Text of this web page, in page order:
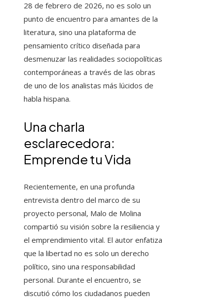
28 de febrero de 2026, no es solo un
punto de encuentro para amantes de la
literatura, sino una plataforma de
pensamiento crítico diseñada para
desmenuzar las realidades sociopolíticas
contemporáneas a través de las obras
de uno de los analistas más lúcidos de
habla hispana.
Una charla
esclarecedora:
Emprende tu Vida
Recientemente, en una profunda
entrevista dentro del marco de su
proyecto personal, Malo de Molina
compartió su visión sobre la resiliencia y
el emprendimiento vital. El autor enfatiza
que la libertad no es solo un derecho
político, sino una responsabilidad
personal. Durante el encuentro, se
discutió cómo los ciudadanos pueden